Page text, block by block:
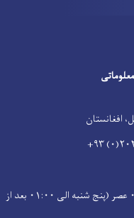
افغانستان
۰۸:۳۰ صبح الی ۰۳:۳۰ عصر (پنج شنبه الی ۰۱:۰۰ بعد از